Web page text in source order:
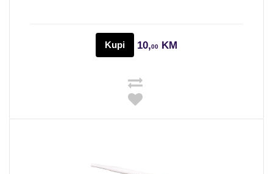
Kupi 10,00 KM